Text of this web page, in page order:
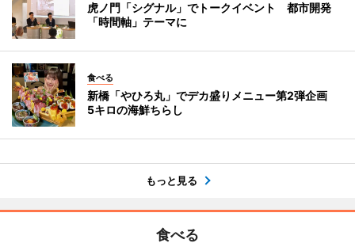
虎ノ門「シグナル」でトークイベント 都市開発
「時間軸」テーマに
食べる
新橋「やひろ丸」でデカ盛りメニュー第2弾企画
5キロの海鮮ちらし
もっと見る
食べる